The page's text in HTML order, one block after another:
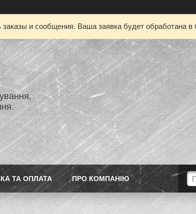
и сообщения. Ваша заявка будет обработана
ТА ОПЛАТА ПРО КОМПАНІЮ